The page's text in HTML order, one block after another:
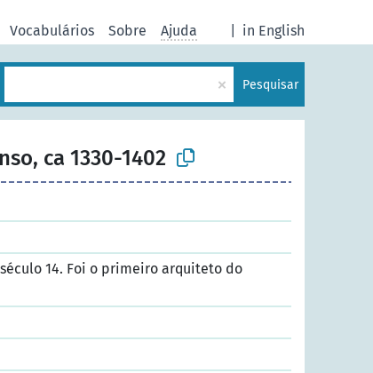
in English
Vocabulários Sobre Ajuda
× Pesquisar
ca 1330-1402
14. Foi o primeiro arquiteto do